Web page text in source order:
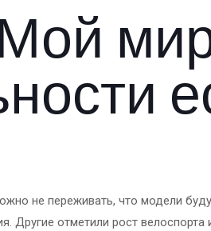
не переживать, что модели
Другие отметили рост